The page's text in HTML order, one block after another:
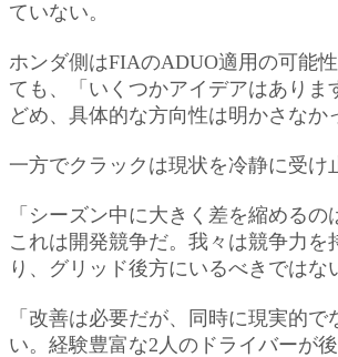
ていない。
ホンダ側はFIAのADUO適用の可能
ても、「いくつかアイデアはありま
どめ、具体的な方向性は明かさなか
一方でクラックは現状を冷静に受け
「シーズン中に大きく差を縮めるの
これは開発競争だ。我々は競争力を
り、グリッド後方にいるべきではな
「改善は必要だが、同時に現実的で
い。経験豊富な2人のドライバーが